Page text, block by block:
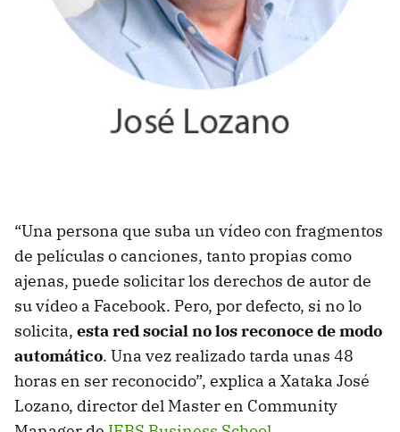
“Una persona que suba un vídeo con fragmentos
de películas o canciones, tanto propias como
ajenas, puede solicitar los derechos de autor de
su vídeo a Facebook. Pero, por defecto, si no lo
solicita, esta red social no los reconoce de modo
automático. Una vez realizado tarda unas 48
horas en ser reconocido”, explica a Xataka José
Lozano, director del Master en Community